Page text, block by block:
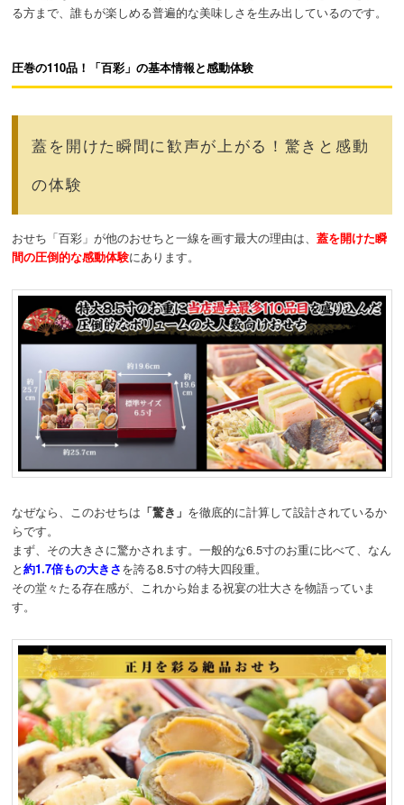
る方まで、誰もが楽しめる普遍的な美味しさを生み出しているのです。
圧巻の110品！「百彩」の基本情報と感動体験
蓋を開けた瞬間に歓声が上がる！驚きと感動
の体験
おせち「百彩」が他のおせちと一線を画す最大の理由は、蓋を開けた瞬
間の圧倒的な感動体験にあります。
なぜなら、このおせちは 「驚き」 を徹底的に計算して設計されているか
らです。
まず、その大きさに驚かされます。一般的な6.5寸のお重に比べて、なん
と約1.7倍もの大きさを誇る8.5寸の特大四段重。
その堂々たる存在感が、これから始まる祝宴の壮大さを物語っていま
す。